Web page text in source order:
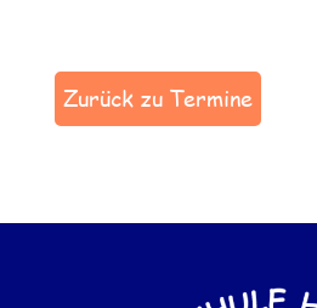
Zurück zu Termine